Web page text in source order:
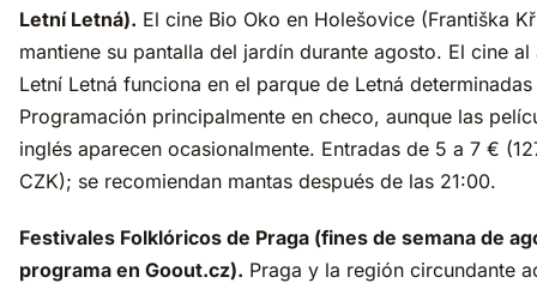
Letní Letná). El cine Bio Oko en Holešovice (Františka
mantiene su pantalla del jardín durante agosto. El cine al
Letní Letná funciona en el parque de Letná
Programación principalmente en checo, aunque las
inglés aparecen ocasionalmente. Entradas de 5 a 7 €
CZK); se recomiendan mantas después de las 21:00.
Festivales Folklóricos de Praga (fines de semana de
programa en Goout.cz). Praga y la región circundante